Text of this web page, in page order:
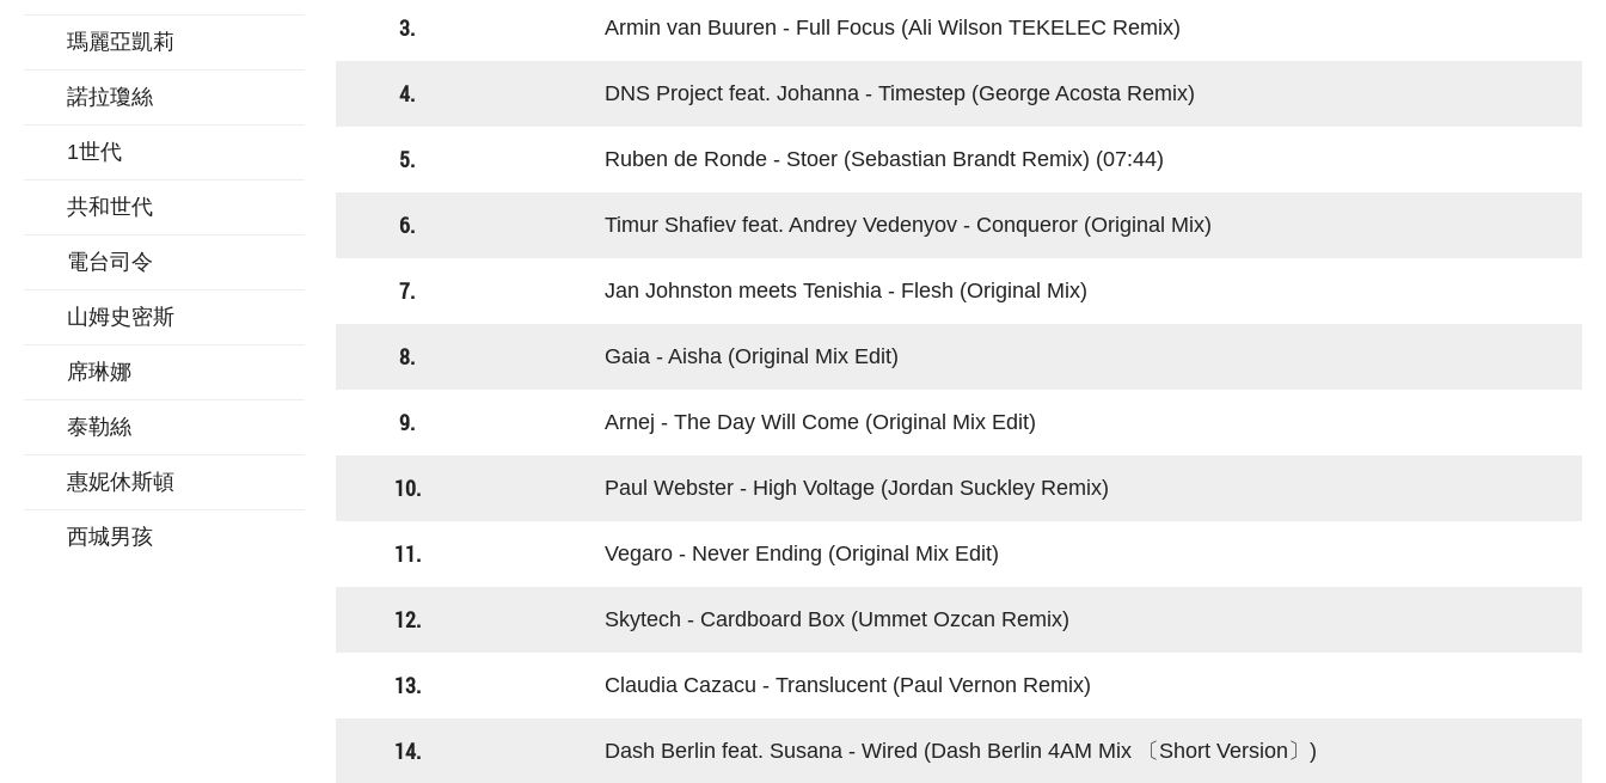
瑪麗亞凱莉
諾拉瓊絲
1世代
共和世代
電台司令
山姆史密斯
席琳娜
泰勒絲
惠妮休斯頓
西城男孩
3. Armin van Buuren - Full Focus (Ali Wilson TEKELEC Remix)
4. DNS Project feat. Johanna - Timestep (George Acosta Remix)
5. Ruben de Ronde - Stoer (Sebastian Brandt Remix) (07:44)
6. Timur Shafiev feat. Andrey Vedenyov - Conqueror (Original Mix)
7. Jan Johnston meets Tenishia - Flesh (Original Mix)
8. Gaia - Aisha (Original Mix Edit)
9. Arnej - The Day Will Come (Original Mix Edit)
10. Paul Webster - High Voltage (Jordan Suckley Remix)
11. Vegaro - Never Ending (Original Mix Edit)
12. Skytech - Cardboard Box (Ummet Ozcan Remix)
13. Claudia Cazacu - Translucent (Paul Vernon Remix)
14. Dash Berlin feat. Susana - Wired (Dash Berlin 4AM Mix 〔Short Version〕)